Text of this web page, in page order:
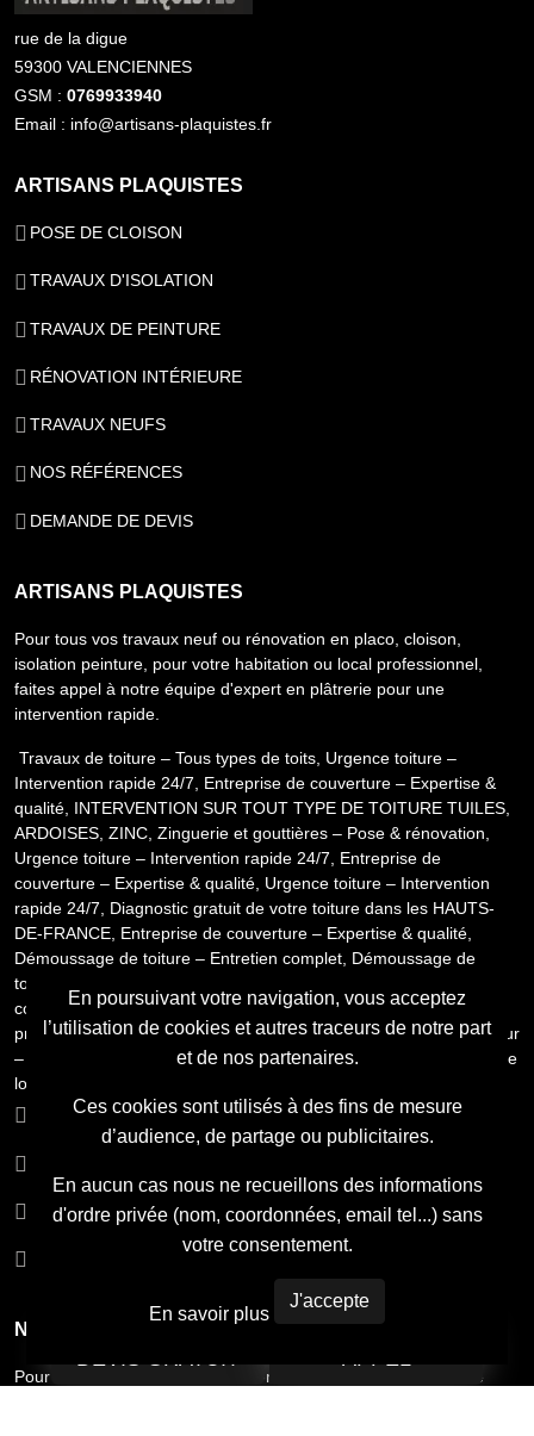
rue de la digue
59300 VALENCIENNES
GSM : 0769933940
Email : info@artisans-plaquistes.fr
ARTISANS PLAQUISTES
POSE DE CLOISON
TRAVAUX D'ISOLATION
TRAVAUX DE PEINTURE
RÉNOVATION INTÉRIEURE
TRAVAUX NEUFS
NOS RÉFÉRENCES
DEMANDE DE DEVIS
ARTISANS PLAQUISTES
Pour tous vos travaux neuf ou rénovation en placo, cloison,
isolation peinture, pour votre habitation ou local professionnel,
faites appel à notre équipe d'expert en plâtrerie pour une
intervention rapide.
Travaux de toiture – Tous types de toits Urgence toiture –
Intervention rapide 24/7
Entreprise de couverture – Expertise &
qualité INTERVENTION SUR TOUT TYPE DE TOITURE TUILES,
ARDOISES, ZINC Zinguerie et gouttières – Pose & rénovation
Urgence toiture – Intervention rapide 24/7
Entreprise de
couverture – Expertise & qualité Urgence toiture – Intervention
rapide 24/7
Diagnostic gratuit de votre toiture dans les HAUTS-
DE-FRANCE Entreprise de couverture – Expertise & qualité
Démoussage de toiture – Entretien complet Démoussage de
toiture – Entretien complet
complet,Urgence toiture – Intervention rapide 24/7,Paysagiste
professionnel pour vos projets d’aménagement extérieur,Couvreur
– Votre spécialiste toiture local,Couvreur – Votre spécialiste toiture
local
gouttières – Pose & rénovation ,Démoussage de toiture – Entretien
Nos coordonnées
mentions légales
Newsletter
Pour recevoir notre newsletter bi-mensuelle laissez nous votre
DEVIS GRATUIT APPEL
En poursuivant votre navigation, vous acceptez
l’utilisation de cookies et autres traceurs de notre part
et de nos partenaires.
Ces cookies sont utilisés à des fins de mesure
d’audience, de partage ou publicitaires.
En aucun cas nous ne recueillons des informations
d'ordre privée (nom, coordonnées, email tel...) sans
votre consentement.
En savoir plus
J'accepte